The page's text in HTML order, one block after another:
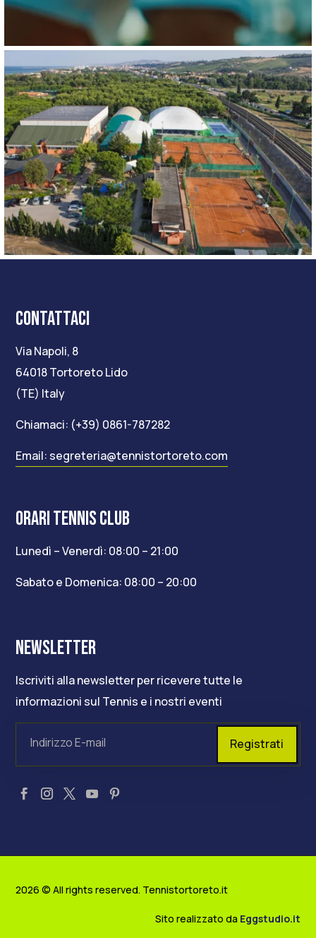
CONTATTACI
Via Napoli, 8
64018 Tortoreto Lido
(TE) Italy
Chiamaci: (+39) 0861-787282
Email: segreteria@tennistortoreto.com
ORARI TENNIS CLUB
Lunedì – Venerdì: 08:00 – 21:00
Sabato e Domenica: 08:00 – 20:00
NEWSLETTER
Iscriviti alla newsletter per ricevere tutte le
informazioni sul Tennis e i nostri eventi
Registrati
2026 © All rights reserved. Tennistortoreto.it
Sito realizzato da Eggstudio.it